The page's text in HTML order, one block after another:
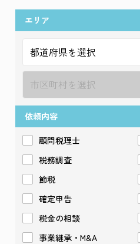
エリア
依頼内容
顧問税理士
税務調査
節税
確定申告
税金の相談
事業継承・M&A